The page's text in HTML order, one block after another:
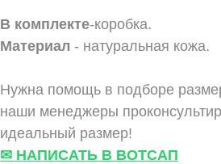
В комплекте-коробка.
Материал - натуральная кожа.
Нужна помощь в подборе
наши менеджеры
идеальный размер!
✉ НАПИСАТЬ В ВОТСАП